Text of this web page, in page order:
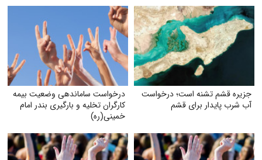
جزیره قشم تشنه است؛ درخواست
آب شرب پایدار برای قشم
درخواست ساماندهی وضعیت بیمه
کارگران تخلیه و بارگیری بندر امام
خمینی‌(ره)